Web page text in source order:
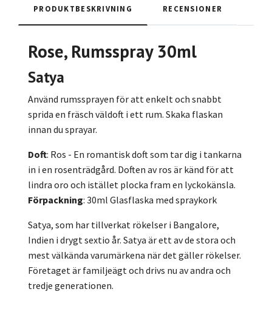
PRODUKTBESKRIVNING RECENSIONER
Rose, Rumsspray 30ml
Satya
Använd rumssprayen för att enkelt och snabbt
sprida en fräsch väldoft i ett rum. Skaka flaskan
innan du sprayar.
Doft: Ros - En romantisk doft som tar dig i tankarna
in i en rosenträdgård. Doften av ros är känd för att
lindra oro och istället plocka fram en lyckokänsla.
Förpackning: 30ml Glasflaska med spraykork
Satya, som har tillverkat rökelser i Bangalore,
Indien i drygt sextio år. Satya är ett av de stora och
mest välkända varumärkena när det gäller rökelser.
Företaget är familjeägt och drivs nu av andra och
tredje generationen.